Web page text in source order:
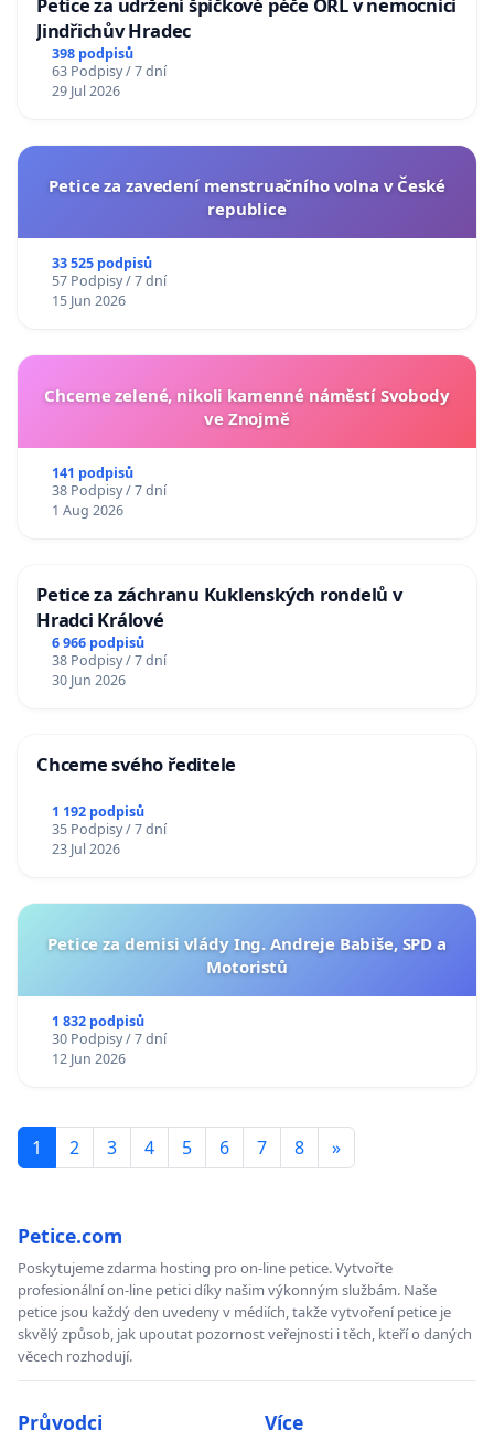
Jindřichův Hradec
398 podpisů
63 Podpisy / 7 dní
29 Jul 2026
Petice za zavedení menstruačního volna v České
republice
33 525 podpisů
57 Podpisy / 7 dní
15 Jun 2026
Chceme zelené, nikoli kamenné náměstí Svobody
ve Znojmě
141 podpisů
38 Podpisy / 7 dní
1 Aug 2026
Petice za záchranu Kuklenských rondelů v
Hradci Králové
6 966 podpisů
38 Podpisy / 7 dní
30 Jun 2026
Chceme svého ředitele
1 192 podpisů
35 Podpisy / 7 dní
23 Jul 2026
Petice za demisi vlády Ing. Andreje Babiše, SPD a
Motoristů
1 832 podpisů
30 Podpisy / 7 dní
12 Jun 2026
1 2 3 4 5 6 7 8 »
Petice.com
Poskytujeme zdarma hosting pro on-line petice. Vytvořte
profesionální on-line petici díky našim výkonným službám. Naše
petice jsou každý den uvedeny v médiích, takže vytvoření petice je
skvělý způsob, jak upoutat pozornost veřejnosti i těch, kteří o daných
věcech rozhodují.
Průvodci Více